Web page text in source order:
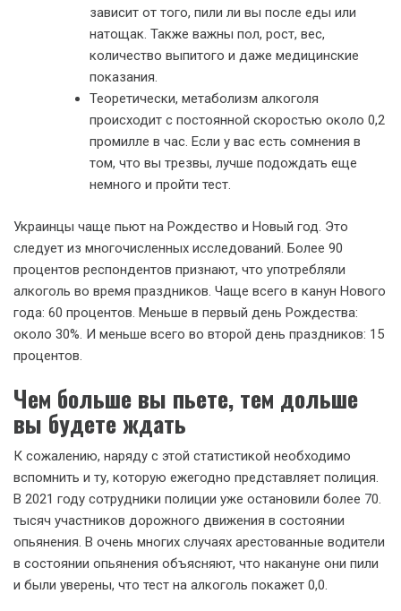
зависит от того, пили ли вы после еды или
натощак. Также важны пол, рост, вес,
количество выпитого и даже медицинские
показания.
Теоретически, метаболизм алкоголя
происходит с постоянной скоростью около 0,2
промилле в час. Если у вас есть сомнения в
том, что вы трезвы, лучше подождать еще
немного и пройти тест.
Украинцы чаще пьют на Рождество и Новый год. Это
следует из многочисленных исследований. Более 90
процентов респондентов признают, что употребляли
алкоголь во время праздников. Чаще всего в канун Нового
года: 60 процентов. Меньше в первый день Рождества:
около 30%. И меньше всего во второй день праздников: 15
процентов.
Чем больше вы пьете, тем дольше
вы будете ждать
К сожалению, наряду с этой статистикой необходимо
вспомнить и ту, которую ежегодно представляет полиция.
В 2021 году сотрудники полиции уже остановили более 70.
тысяч участников дорожного движения в состоянии
опьянения. В очень многих случаях арестованные водители
в состоянии опьянения объясняют, что накануне они пили
и были уверены, что тест на алкоголь покажет 0,0.